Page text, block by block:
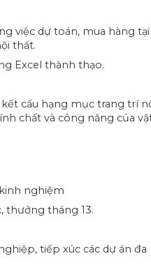
việc dự toán, mua hàng tại
thất.
Excel thành thạo.
cấu hạng mục trang trí
chất và công năng của
nghiệm
thưởng tháng 13.
tiếp xúc các dự án đa